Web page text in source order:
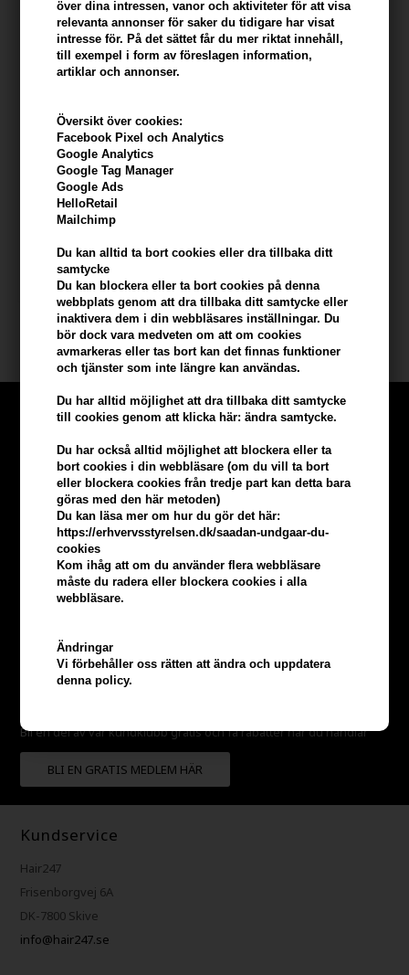
över dina intressen, vanor och aktiviteter för att visa
relevanta annonser för saker du tidigare har visat
intresse för. På det sättet får du mer riktat innehåll,
till exempel i form av föreslagen information,
artiklar och annonser.
Översikt över cookies:
Facebook Pixel och Analytics
Google Analytics
Google Tag Manager
Google Ads
HelloRetail
Mailchimp
Du kan alltid ta bort cookies eller dra tillbaka ditt
samtycke
Du kan blockera eller ta bort cookies på denna
webbplats genom att dra tillbaka ditt samtycke eller
inaktivera dem i din webbläsares inställningar. Du
bör dock vara medveten om att om cookies
avmarkeras eller tas bort kan det finnas funktioner
och tjänster som inte längre kan användas.
Du har alltid möjlighet att dra tillbaka ditt samtycke
till cookies genom att klicka här: ändra samtycke.
Du har också alltid möjlighet att blockera eller ta
bort cookies i din webbläsare (om du vill ta bort
eller blockera cookies från tredje part kan detta bara
göras med den här metoden)
Du kan läsa mer om hur du gör det här:
https://erhvervsstyrelsen.dk/saadan-undgaar-du-
cookies
Kom ihåg att om du använder flera webbläsare
måste du radera eller blockera cookies i alla
webbläsare.
Ändringar
Vi förbehåller oss rätten att ändra och uppdatera
denna policy.
Paul Mitchell Taming Spray
Kids Detangler 250 ml
Tjäna5% bonuspå hela din
beställning
Bli en del av vår kundklubb gratis och få rabatter när du handlar
BLI EN GRATIS MEDLEM HÄR
Kundservice
Hair247
Frisenborgvej 6A
DK-7800 Skive
info@hair247.se